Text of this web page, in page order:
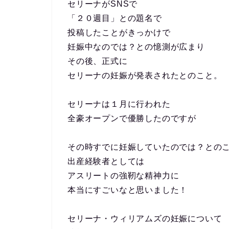
セリーナがSNSで
「２０週目」との題名で
投稿したことがきっかけで
妊娠中なのでは？との憶測が広まり
その後、正式に
セリーナの妊娠が発表されたとのこと。
セリーナは１月に行われた
全豪オープンで優勝したのですが
その時すでに妊娠していたのでは？との
出産経験者としては
アスリートの強靭な精神力に
本当にすごいなと思いました！
セリーナ・ウィリアムズの妊娠について